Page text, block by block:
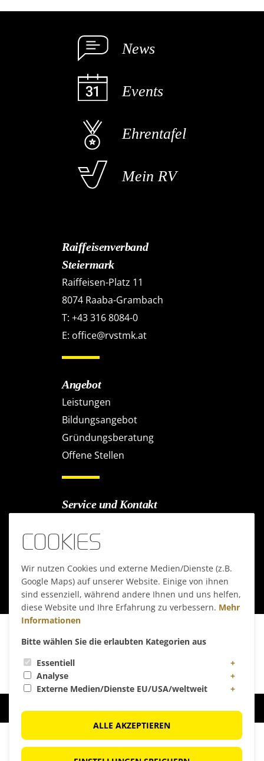
News
Events
Ehrentafel
Mein RV
Angebot
Leistungen
Bildungsangebot
Gründungsberatung
Offene Stellen
Service und Kontakt
Anfahrt
Presse
Raiffeisenverband
Steiermark
Raiffeisen-Platz 11
8074 Raaba-Grambach
T: +43 316 8084-0
E: office@rvstmk.at
Hinweisgebersystem|AAB|Impressum
COOKIES
Wir nutzen Cookies und externe Medien/Dienste (z.B.
Google Maps) auf unserer Website. Einige von ihnen
sind essenziell, während andere Ihnen und uns helfen,
diese Website und Ihre Erfahrung zu verbessern. Mehr
Informationen
Bitte wählen Sie die erlaubten Kategorien aus
Essentiell
Analyse
Externe Medien/Dienste EU/USA/weltweit
ALLE AKZEPTIEREN